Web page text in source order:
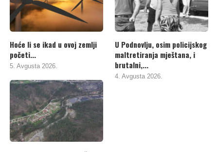
Hoće li se ikad u ovoj zemlji
početi...
5. Avgusta 2026.
U Podnovlju, osim policijskog
maltretiranja mještana, i
brutalni,...
4. Avgusta 2026.